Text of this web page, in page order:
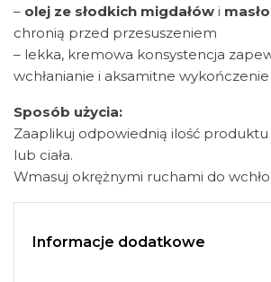
– olej ze słodkich migdałów i
chronią przed przesuszeniem
– lekka, kremowa konsystencja
wchłanianie i aksamitne wykończenie
Sposób użycia:
Zaaplikuj odpowiednią ilość produktu
lub ciała.
Wmasuj okrężnymi ruchami do
Informacje dodatkowe